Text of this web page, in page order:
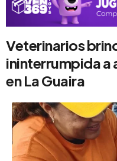
Veterinarios
ininterrumpida a
en La Guaira